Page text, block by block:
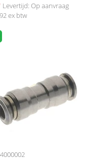
Levertijd: Op aanvraag
ex btw